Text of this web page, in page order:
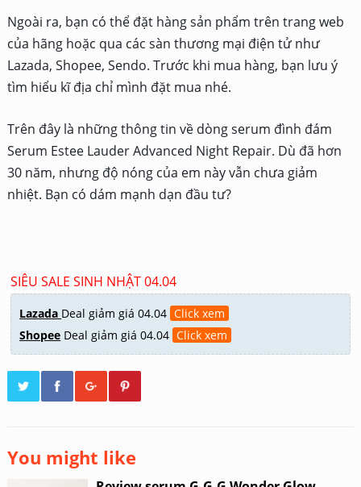
Ngoài ra, bạn có thể đặt hàng sản phẩm trên trang web
của hãng hoặc qua các sàn thương mại điện tử như
Lazada, Shopee, Sendo. Trước khi mua hàng, bạn lưu ý
tìm hiểu kĩ địa chỉ mình đặt mua nhé.
Trên đây là những thông tin về dòng serum đình đám
Serum Estee Lauder Advanced Night Repair. Dù đã hơn
30 năm, nhưng độ nóng của em này vẫn chưa giảm
nhiệt. Bạn có dám mạnh dạn đầu tư?
SIÊU SALE SINH NHẬT 04.04
Lazada Deal giảm giá 04.04 Click xem
Shopee Deal giảm giá 04.04 Click xem
You might like